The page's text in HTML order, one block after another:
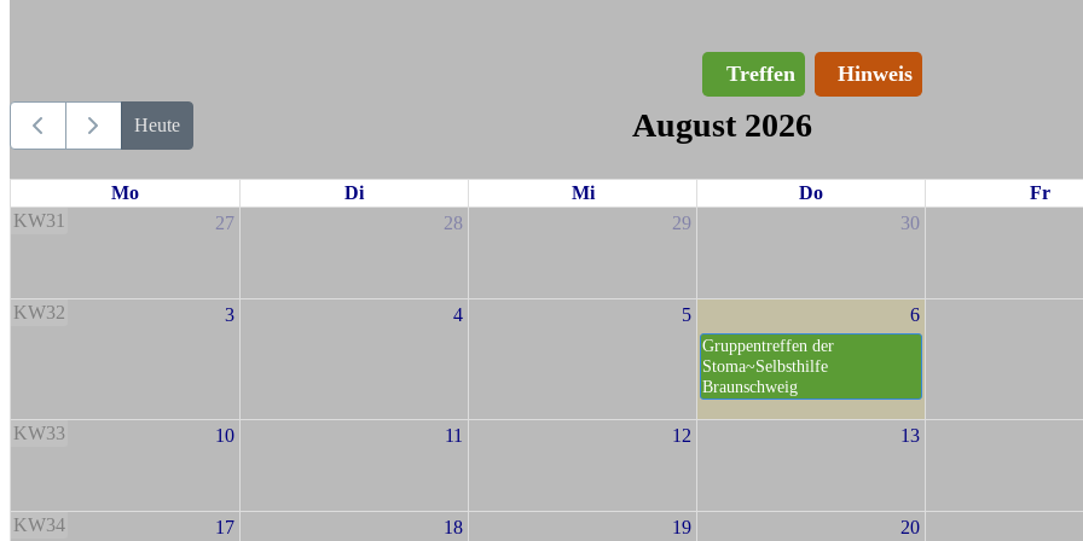
Treffen Hinweis
Heute August 2026
Mo Di Mi Do
Fr
KW31
27 28 29 30
KW32 3 4 5 6
Gruppentreffen der
Stoma~Selbsthilfe
Braunschweig
KW33 10 11 12 13
KW34 17 18 19 20